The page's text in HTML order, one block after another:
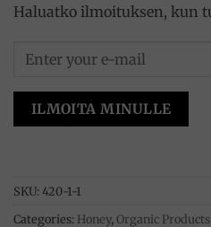
Haluatko ilmoituksen, kun
ILMOITA MINULLE
SKU: 420-1-1
Categories: Honey, Organic Products